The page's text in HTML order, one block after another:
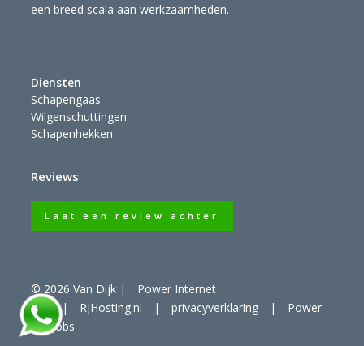
een breed scala aan werkzaamheden.
Diensten
Schapengaas
Wilgenschuttingen
Schapenhekken
Reviews
Laat een review achter
© 2026 Van Dijk |
Power Internet
B.V. | RJHosting.nl | privacyverklaring |
Power
For Jobs